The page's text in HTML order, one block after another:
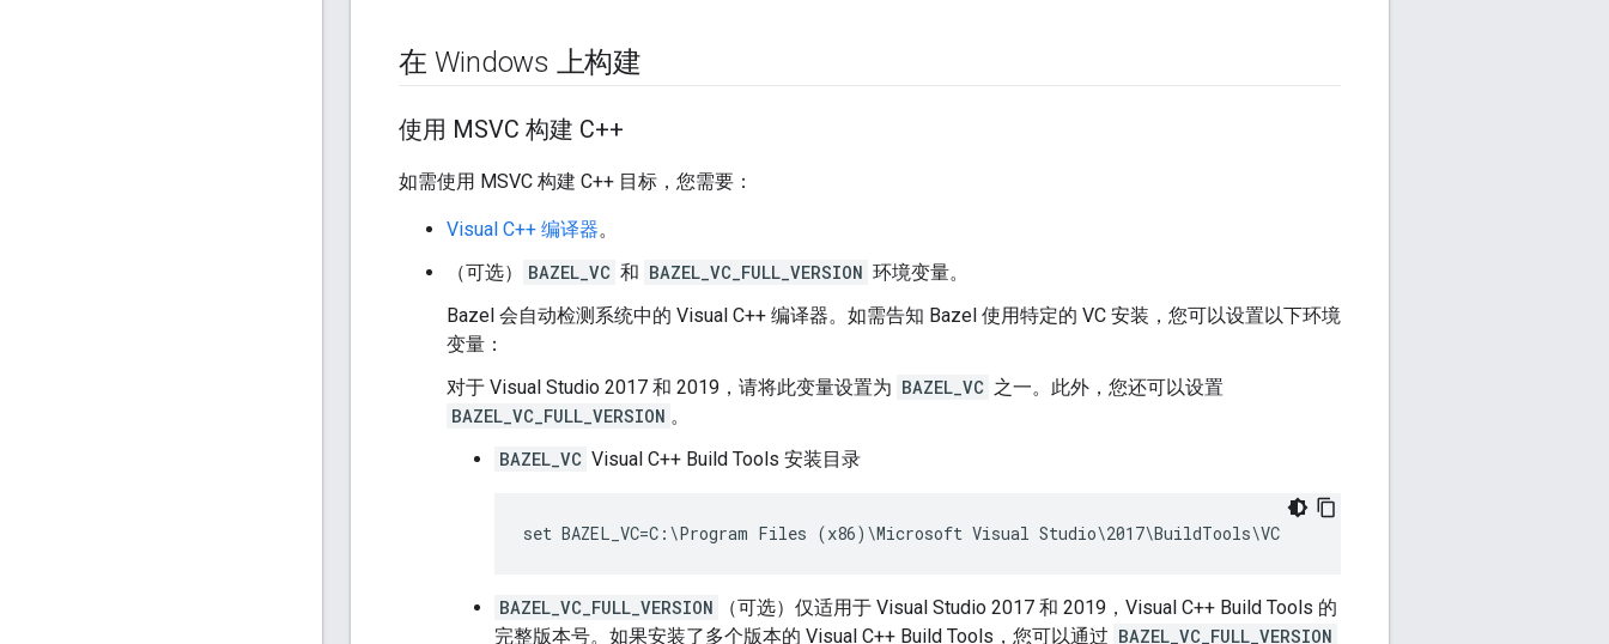
在 Windows 上构建
使用 MSVC 构建 C++
如需使用 MSVC 构建 C++ 目标，您需要：
Visual C++ 编译器。
（可选）
BAZEL_VC 和 BAZEL_VC_FULL_VERSION 环境变量。
Bazel 会自动检测系统中的 Visual C++ 编译器。如需告知 Bazel 使用特定的 VC 安装，您可以设置以下环境
变量：
对于 Visual Studio 2017 和 2019，请将此变量设置为 BAZEL_VC 之一。此外，您还可以设置
BAZEL_VC_FULL_VERSION 。
BAZEL_VC Visual C++ Build Tools 安装目录
BAZEL_VC_FULL_VERSION
（可选）仅适用于 Visual Studio 2017 和 2019，Visual C++ Build Tools 的
完整版本号。如果安装了多个版本的 Visual C++ Build Tools，您可以通过 BAZEL_VC_FULL_VERSION